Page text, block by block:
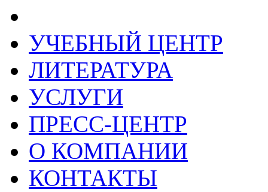
УЧЕБНЫЙ ЦЕНТР
ЛИТЕРАТУРА
УСЛУГИ
ПРЕСС-ЦЕНТР
О КОМПАНИИ
КОНТАКТЫ